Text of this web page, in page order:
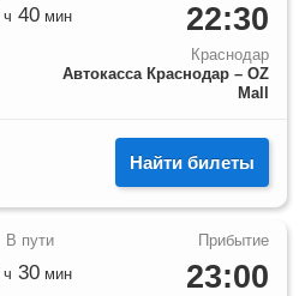
22:30
Краснодар
Автокасса Краснодар – OZ
Mall
ч 40 мин
Найти билеты
23:00
ч 30 мин